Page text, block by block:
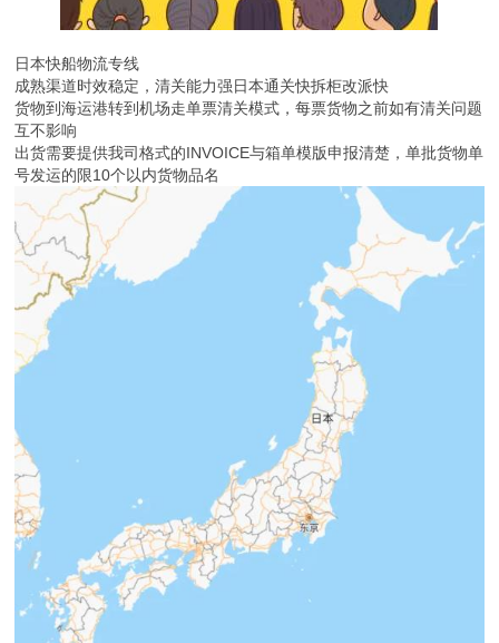
日本快船物流专线
成熟渠道时效稳定，清关能力强日本通关快拆柜改派快
货物到海运港转到机场走单票清关模式，每票货物之前如有清关问题
互不影响
出货需要提供我司格式的INVOICE与箱单模版申报清楚，单批货物单
号发运的限10个以内货物品名